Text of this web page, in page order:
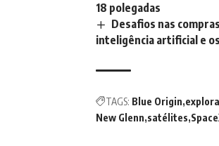
18 polegadas
Desafios nas
inteligência artificial e
TAGS: Blue Origin
New Glenn satélites